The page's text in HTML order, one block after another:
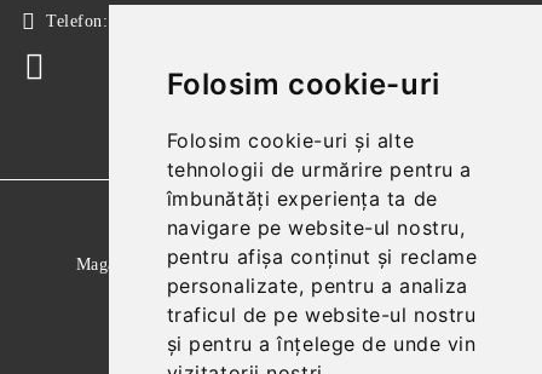
Folosim cookie-uri
Folosim cookie-uri și alte
tehnologii de urmărire pentru a
îmbunătăți experiența ta de
navigare pe website-ul nostru,
pentru afișa conținut și reclame
personalizate, pentru a analiza
traficul de pe website-ul nostru
și pentru a înțelege de unde vin
Telefon:
Magazinul nostru respecta 100% prevederile GDPR.
Citeste politica de confidentialitate
Informatiile mele personale